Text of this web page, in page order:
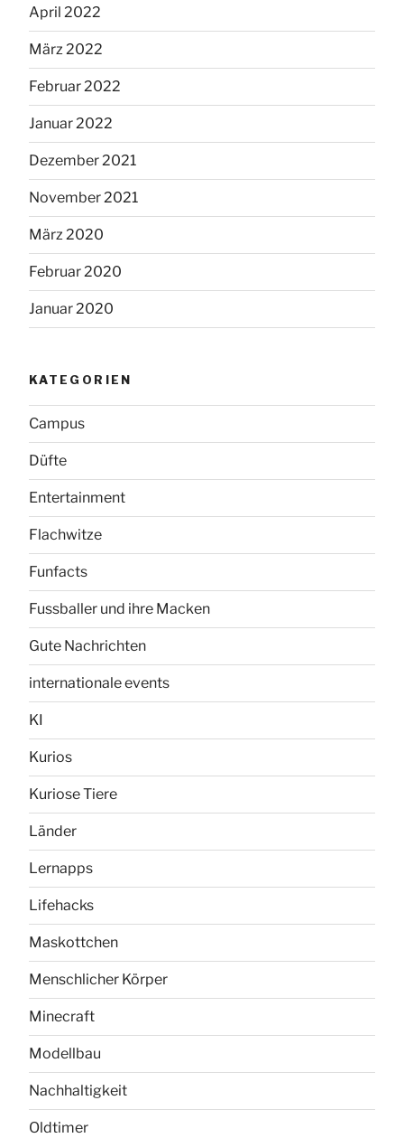
April 2022
März 2022
Februar 2022
Januar 2022
Dezember 2021
November 2021
März 2020
Februar 2020
Januar 2020
KATEGORIEN
Campus
Düfte
Entertainment
Flachwitze
Funfacts
Fussballer und ihre Macken
Gute Nachrichten
internationale events
KI
Kurios
Kuriose Tiere
Länder
Lernapps
Lifehacks
Maskottchen
Menschlicher Körper
Minecraft
Modellbau
Nachhaltigkeit
Oldtimer